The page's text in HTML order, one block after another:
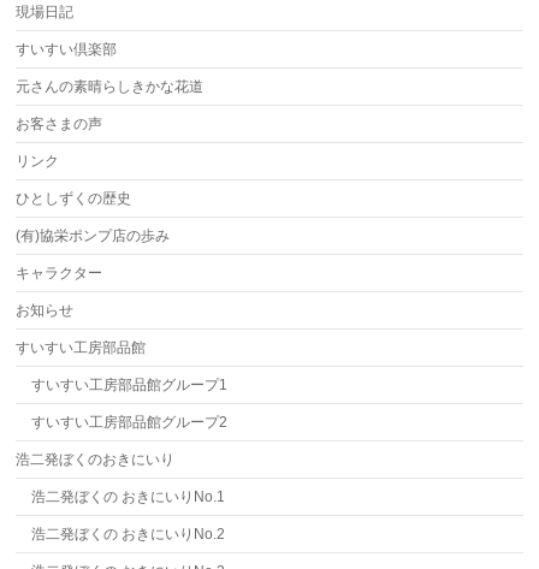
現場日記
すいすい倶楽部
元さんの素晴らしきかな花道
お客さまの声
リンク
ひとしずくの歴史
(有)協栄ポンプ店の歩み
キャラクター
お知らせ
すいすい工房部品館
すいすい工房部品館グループ1
すいすい工房部品館グループ2
浩二発ぼくのおきにいり
浩二発ぼくの おきにいりNo.1
浩二発ぼくの おきにいりNo.2